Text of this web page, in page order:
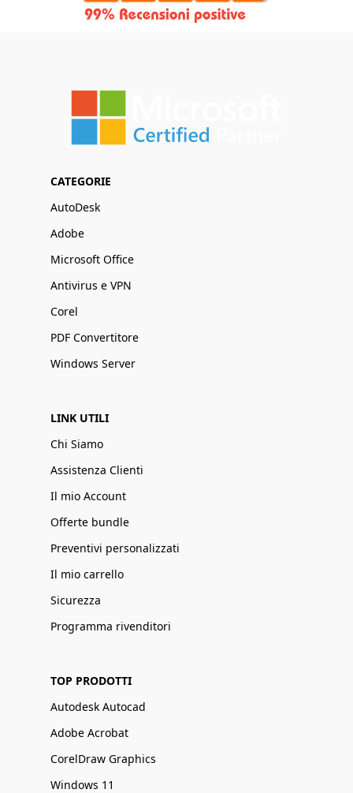
CATEGORIE
AutoDesk
Adobe
Microsoft Office
Antivirus e VPN
Corel
PDF Convertitore
Windows Server
LINK UTILI
Chi Siamo
Assistenza Clienti
Il mio Account
Offerte bundle
Preventivi personalizzati
Il mio carrello
Sicurezza
Programma rivenditori
TOP PRODOTTI
Autodesk Autocad
Adobe Acrobat
CorelDraw Graphics
Windows 11